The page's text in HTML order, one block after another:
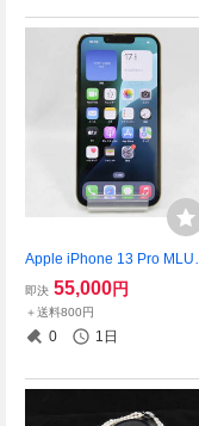
Apple iPhone 13 Pro
J/A 128GB ゴールド SIMロ
クなし BT84％ A2636 初期
済 doomo ○ アイフォン スマ
ホ 2511-K0234M(NT)
即決 55,000円
＋送料800円
0 1日